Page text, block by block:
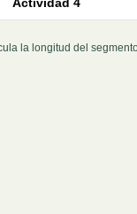
la longitud del